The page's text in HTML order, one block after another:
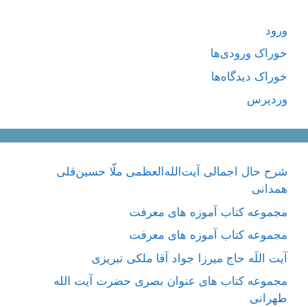
ورود
خوراک ورودی‌ها
خوراک دیدگاه‌ها
وردپرس
شرح حال اجمالی آیت‌الله‌العظمی ملّا حسین‌قلی
همدانی
مجموعه کتاب آموزه های معرفت
مجموعه کتاب آموزه های معرفت
آیت اللَه حاج میرزا جواد آقا ملکی تبریزی
مجموعه کتاب های عنوان بصری حضرت آیت الله
طهرانی